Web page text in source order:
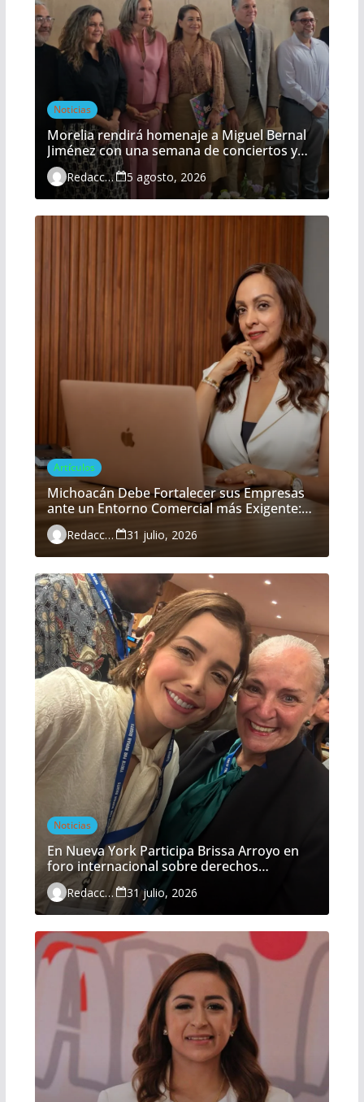
Noticias
Morelia rendirá homenaje a Miguel Bernal
Jiménez con una semana de conciertos y
actividades gratuitas
Redacción 5 agosto, 2026
Artículos
Michoacán Debe Fortalecer sus Empresas
ante un Entorno Comercial más Exigente:
María Belém Morón
Redacción 31 julio, 2026
Noticias
En Nueva York Participa Brissa Arroyo en
foro internacional sobre derechos
humanos
Redacción 31 julio, 2026